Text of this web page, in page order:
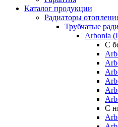
Каталог продукции
Радиаторы
Трубчатые
Arbonia
С
С